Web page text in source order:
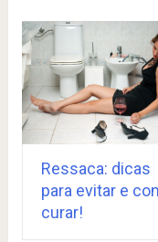
Ressaca: dicas
para evitar e
curar!